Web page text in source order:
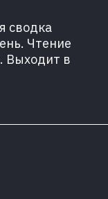
сводка
Чтение
Выходит в